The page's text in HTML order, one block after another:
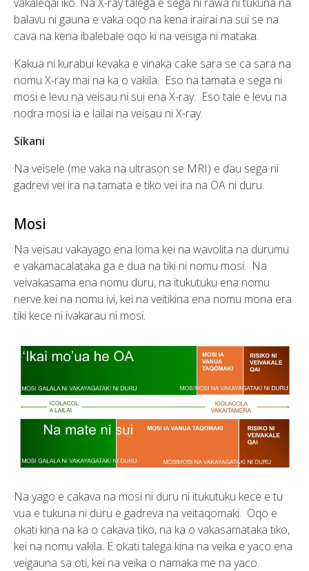
balavu ni gauna e vaka oqo na kena irairai na sui se na
cava na kena ibalebale oqo ki na veisiga ni mataka.
Kakua ni kurabui kevaka e vinaka cake sara se ca sara na
nomu X-ray mai na ka o vakila. Eso na tamata e sega ni
mosi e levu na veisau ni sui ena X-ray. Eso tale e levu na
nodra mosi ia e lailai na veisau ni X-ray.
Sikani
Na veisele (me vaka na ultrason se MRI) e dau sega ni
gadrevi vei ira na tamata e tiko vei ira na OA ni duru.
Mosi
Na veisau vakayago ena loma kei na wavolita na durumu
e vakamacalataka ga e dua na tiki ni nomu mosi. Na
veivakasama ena nomu duru, na itukutuku ena nomu
nerve kei na nomu ivi, kei na veitikina ena nomu mona era
tiki kece ni ivakarau ni mosi.
Na yago e cakava na mosi ni duru ni itukutuku kece e tu
vua e tukuna ni duru e gadreva na veitaqomaki. Oqo e
okati kina na ka o cakava tiko, na ka o vakasamataka tiko,
kei na nomu vakila. E okati talega kina na veika e yaco ena
veigauna sa oti, kei na veika o namaka me na yaco.